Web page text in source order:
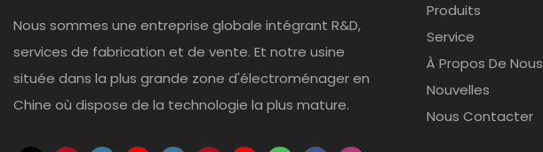
Nous sommes une entreprise globale intégrant R&D,
services de fabrication et de vente. Et notre usine
située dans la plus grande zone d'électroménager en
Chine où dispose de la technologie la plus mature.
Produits
Service
À Propos De Nous
Nouvelles
Nous Contacter